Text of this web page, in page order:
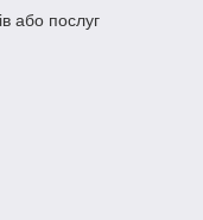
або послуг